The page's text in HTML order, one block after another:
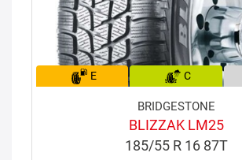
E C
BRIDGESTONE
BLIZZAK LM25
185/55 R 16 87T